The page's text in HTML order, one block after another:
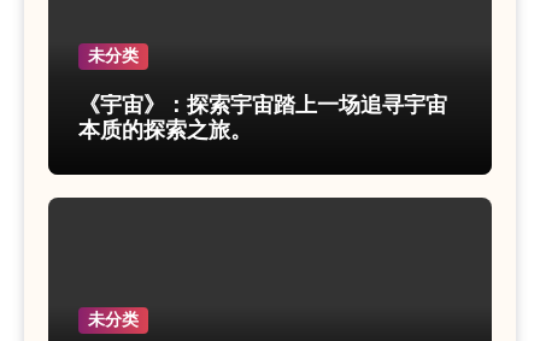
未分类
《宇宙》：探索宇宙踏上一场追寻宇宙
本质的探索之旅。
未分类